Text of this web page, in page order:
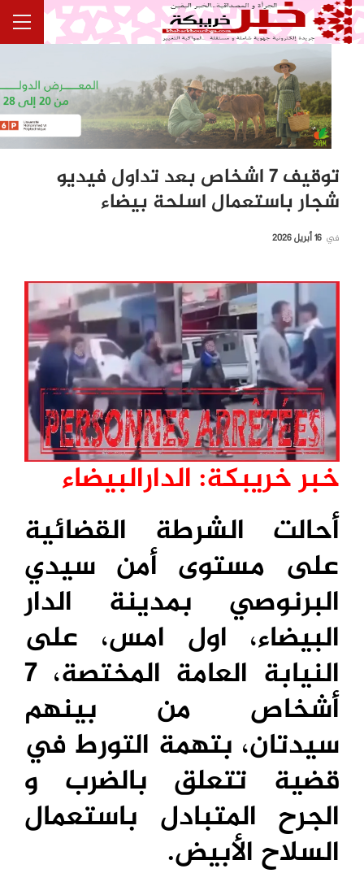
توقيف 7 اشخاص بعد تداول فيديو
شجار باستعمال اسلحة بيضاء
في 16 أبريل 2026
خبر خريبكة: الدارالبيضاء
أحالت الشرطة القضائية
على مستوى أمن سيدي
البرنوصي بمدينة الدار
البيضاء، اول امس، على
النيابة العامة المختصة، 7
أشخاص من بينهم
سيدتان، بتهمة التورط في
قضية تتعلق بالضرب و
الجرح المتبادل باستعمال
السلاح الأبيض.